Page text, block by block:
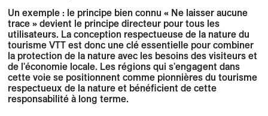
Un exemple : le principe bien connu « Ne laisser aucune
trace » devient le principe directeur pour tous les
utilisateurs. La conception respectueuse de la nature du
tourisme VTT est donc une clé essentielle pour combiner
la protection de la nature avec les besoins des visiteurs et
de l'économie locale. Les régions qui s'engagent dans
cette voie se positionnent comme pionnières du tourisme
respectueux de la nature et bénéficient de cette
responsabilité à long terme.